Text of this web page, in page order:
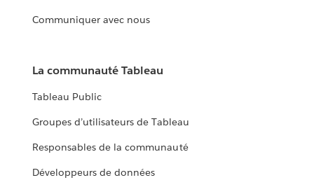
Communiquer avec nous
La communauté Tableau
Tableau Public
Groupes d’utilisateurs de Tableau
Responsables de la communauté
Développeurs de données